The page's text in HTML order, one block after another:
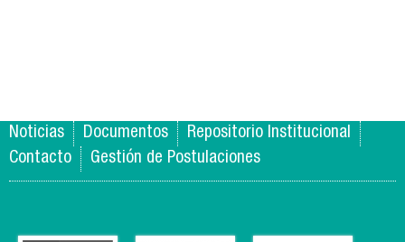
Noticias Documentos
Repositorio Institucional
Contacto
Gestión de Postulaciones